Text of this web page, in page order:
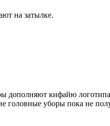
на затылке.
дополняют кифайю
головные уборы пока не